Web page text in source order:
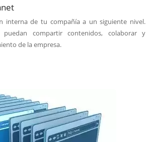
interna de tu compañía a un siguiente nivel.
compartir contenidos, colaborar y
de la empresa.